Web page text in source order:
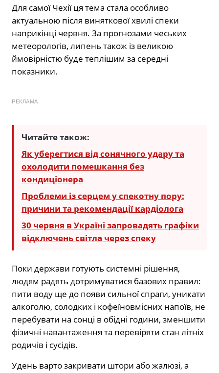
Для самої Чехії ця тема стала особливо
актуальною після виняткової хвилі спеки
наприкінці червня. За прогнозами чеських
метеорологів, липень також із великою
ймовірністю буде теплішим за середні
показники.
РЕКЛАМА
Читайте також:
Як уберегтися від сонячного удару та
охолодити помешкання без
кондиціонера
Проблеми із серцем у спекотну пору:
причини та рекомендації кардіолога
30 червня в Україні запровадять графіки
відключень світла через спеку
Поки держави готують системні рішення,
людям радять дотримуватися базових правил:
пити воду ще до появи сильної спраги, уникати
алкоголю, солодких і кофеїновмісних напоїв, не
перебувати на сонці в обідні години, зменшити
фізичні навантаження та перевіряти стан літніх
родичів і сусідів.
Удень варто закривати штори або жалюзі, а